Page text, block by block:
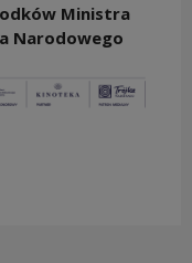
Ministra
Narodowego